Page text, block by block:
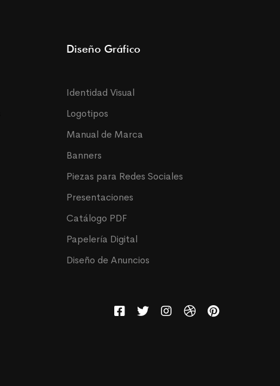
Diseño Gráfico
Identidad Visual
Logotipos
Manual de Marca
Banners
Piezas para Redes Sociales
Presentaciones
Catálogo PDF
Papelería Digital
Diseño de Anuncios